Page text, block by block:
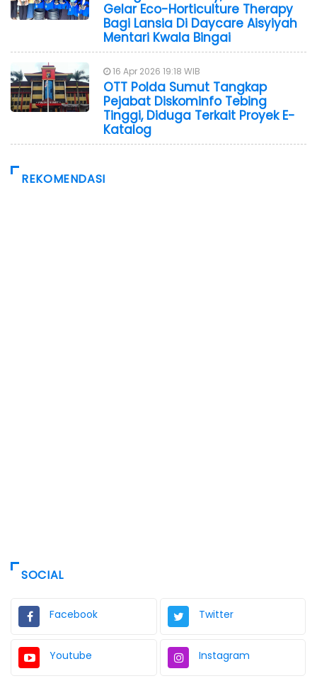
Gelar Eco-Horticulture Therapy
Bagi Lansia Di Daycare Aisyiyah
Mentari Kwala Bingai
16 Apr 2026 19:18 WIB
OTT Polda Sumut Tangkap
Pejabat Diskominfo Tebing
Tinggi, Diduga Terkait Proyek E-
Katalog
REKOMENDASI
SOCIAL
Facebook Twitter
Youtube Instagram